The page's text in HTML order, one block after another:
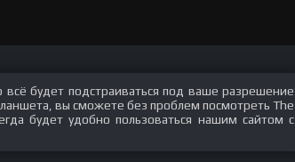
будет подстраиваться под ваше разрешение
вы сможете без проблем посмотреть The
будет удобно пользоваться нашим сайтом с